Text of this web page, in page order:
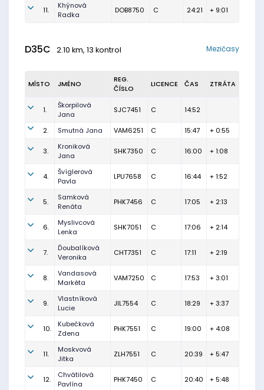
11.
Khýnová
Radka
DOB8750 C 24:21 + 9:01
D35C 2.10 km, 13 kontrol Mezičasy
MÍSTO JMÉNO
REG.
ČÍSLO
LICENCE ČAS ZTRÁTA
1.
Škorpilová
Jana
SJC7451 C 14:52
2. Smutná Jana VAM6251 C 15:47 + 0:55
3.
Kroniková
Jana
SHK7350 C 16:00 + 1:08
4.
Švíglerová
Pavla
LPU7658 C 16:44 + 1:52
5.
Samková
Renáta
PHK7456 C 17:05 + 2:13
6.
Myslivcová
Lenka
SHK7051 C 17:06 + 2:14
7.
Ďoubalíková
Veronika
CHT7351 C 17:11 + 2:19
8.
Vandasová
Markéta
VAM7250 C 17:53 + 3:01
9.
Vlastníková
Lucie
JIL7554 C 18:29 + 3:37
10.
Kubečková
Zdena
PHK7551 C 19:00 + 4:08
11.
Moskvová
Jitka
ZLH7551 C 20:39 + 5:47
12.
Chvátilová
Pavlína
PHK7450 C 20:40 + 5:48